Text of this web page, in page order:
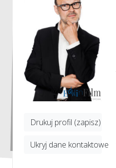
Drukuj profil (zapisz)
Ukryj dane kontaktowe